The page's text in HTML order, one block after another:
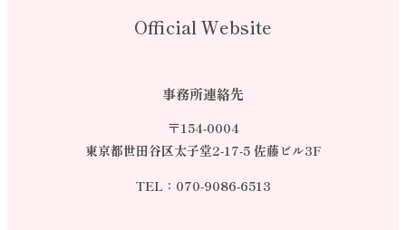
Official Website
事務所連絡先
〒154-0004
東京都世田谷区太子堂2-17-5 佐藤ビル3F
TEL： 070-9086-6513